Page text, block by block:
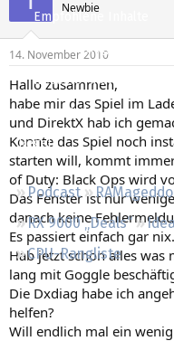
Empfohlene Inhalte
Neue Beiträge
Neueste Aktivitäten
Leserartikel
Regeln
Podcast
RX 9000 „Deals“
CPU-Rangliste
e
r
e
l
t
a
m
Newbie
14. November 2010
Hallo zusammen,
habe mir das Spiel im
und DirektX hab ich
Konnte das Spiel noch
starten will, kommt
of Duty: Black Ops wird
Das Fenster ist nur
danach keine
Es passiert einfach gar nix.
Hab jetzt schon alles
lang mit Goggle
Die Dxdiag habe ich
helfen?
Will endlich mal ein